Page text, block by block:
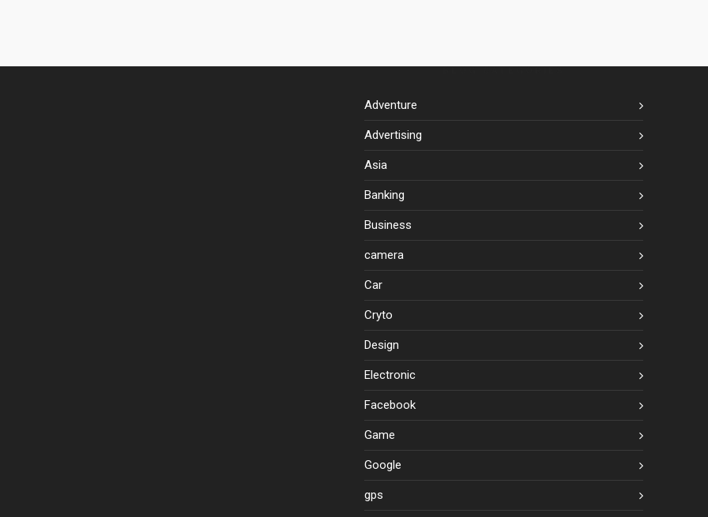
Adventure
Advertising
Asia
Banking
Business
camera
Car
Cryto
Design
Electronic
Facebook
Game
Google
gps